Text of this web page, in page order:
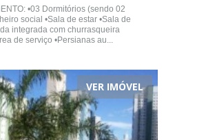
•03 Dormitórios (sendo 02
social •Sala de estar •Sala de
integrada com churrasqueira
de serviço •Persianas au...
VER IMÓVEL